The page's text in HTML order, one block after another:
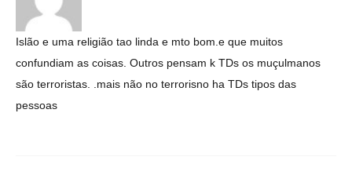
Islão e uma religião tao linda e mto bom.e que muitos
confundiam as coisas. Outros pensam k TDs os muçulmanos
são terroristas. .mais não no terrorisno ha TDs tipos das
pessoas